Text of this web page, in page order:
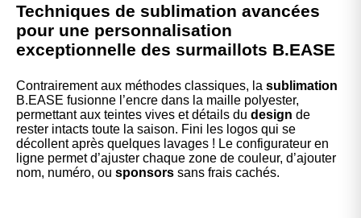
Techniques de sublimation avancées
pour une personnalisation
exceptionnelle des surmaillots B.EASE
Contrairement aux méthodes classiques, la sublimation
B.EASE fusionne l’encre dans la maille polyester,
permettant aux teintes vives et détails du design de
rester intacts toute la saison. Fini les logos qui se
décollent après quelques lavages ! Le configurateur en
ligne permet d’ajuster chaque zone de couleur, d’ajouter
nom, numéro, ou sponsors sans frais cachés.